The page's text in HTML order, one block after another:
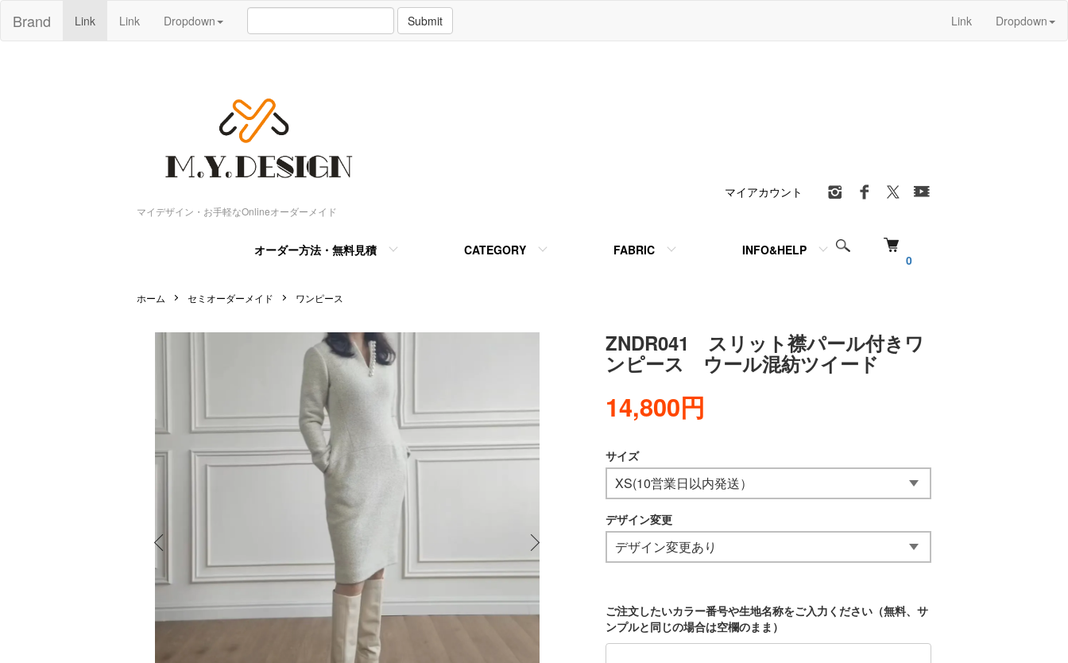
Brand Link Link Dropdown Submit Link Dropdown
マイデザイン・お手軽なOnlineオーダーメイド
0
オーダー方法・無料見積 CATEGORY FABRIC INFO&HELP
マイアカウント
ホーム セミオーダーメイド ワンピース
ZNDR041 スリット襟パール付きワ
ンピース ウール混紡ツイード
14,800円
サイズ
デザイン変更
ご注文したいカラー番号や生地名称をご入力ください（無料、サ
ンプルと同じの場合は空欄のまま）